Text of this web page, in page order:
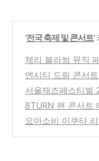
'전국 축제 및 콘서트'
체리 블라썸 뮤직
별 출연진), 티켓팅
- 2026 CHERRY
L
엔시티 드림 콘서
배치도, 서울
T DREAM TOUR )
서울재즈페스티벌
팅 예매, 공연 일정
JAZZ FESTIVAL
(1)
8TURN 팬 콘서트
정보 총정리(2026
요아소비 이쿠타